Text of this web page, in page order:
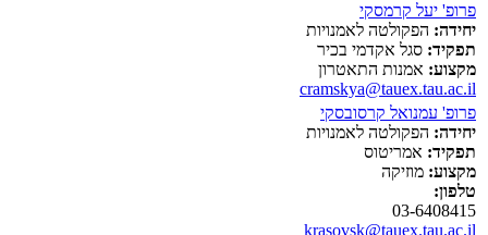
פרופ' יעל קרמסקי
יחידה: הפקולטה לאמנויות
תפקיד: סגל אקדמי בכיר
מקצוע: אמנות התאטרון
cramskya@tauex.tau.ac.il
פרופ' עמנואל קרסובסקי
יחידה: הפקולטה לאמנויות
תפקיד: אמריטוס
מקצוע: מוזיקה
טלפון:
03-6408415
krasovsk@tauex.tau.ac.il